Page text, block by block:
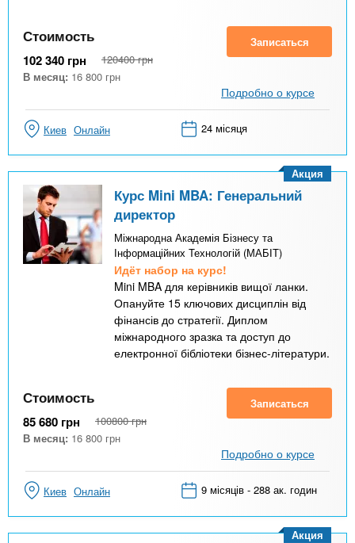
Стоимость
102 340 грн 120400 грн
В месяц: 16 800 грн
Записаться
Подробно о курсе
Киев Онлайн 24 місяця
Курс Mini MBA: Генеральний
директор
Міжнародна Академія Бізнесу та
Інформаційних Технологій (МАБІТ)
Идёт набор на курс!
Mini MBA для керівників вищої ланки.
Опануйте 15 ключових дисциплін від
фінансів до стратегії. Диплом
міжнародного зразка та доступ до
електронної бібліотеки бізнес-літератури.
Акция
Стоимость
85 680 грн 100800 грн
В месяц: 16 800 грн
Записаться
Подробно о курсе
Киев Онлайн 9 місяців - 288 ак. годин
Акция